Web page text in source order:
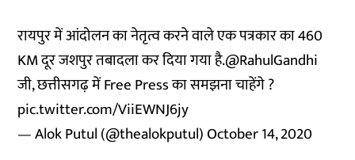
रायपुर में आंदोलन का नेतृत्व करने वाले एक पत्रकार का 460
KM दूर जशपुर तबादला कर दिया गया है.@RahulGandhi
जी, छत्तीसगढ़ में Free Press का समझना चाहेंगे ?
pic.twitter.com/ViiEWNJ6jy
— Alok Putul (@thealokputul)October 14, 2020